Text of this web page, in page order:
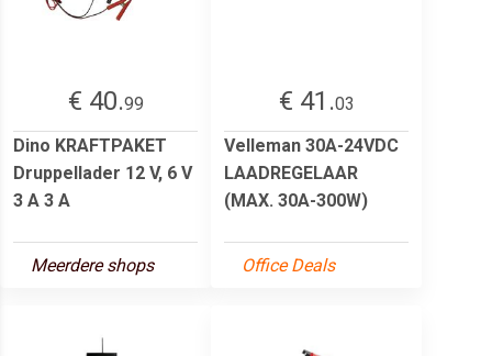
€ 40.99
Dino KRAFTPAKET
Druppellader 12 V, 6 V
3 A 3 A
Meerdere shops
€ 41.03
Velleman 30A-24VDC
LAADREGELAAR
(MAX. 30A-300W)
Office Deals